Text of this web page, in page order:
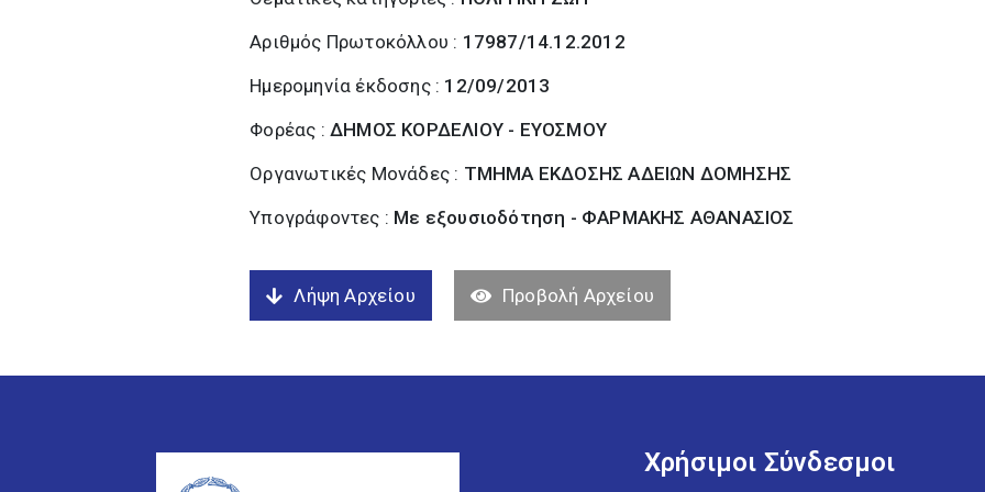
Αριθμός Πρωτοκόλλου : 17987/14.12.2012
Ημερομηνία έκδοσης : 12/09/2013
Φορέας :ΔΗΜΟΣ ΚΟΡΔΕΛΙΟΥ - ΕΥΟΣΜΟΥ
Οργανωτικές Μονάδες : ΤΜΗΜΑ ΕΚΔΟΣΗΣ ΑΔΕΙΩΝ ΔΟΜΗΣΗΣ
Υπογράφοντες : Με εξουσιοδότηση - ΦΑΡΜΑΚΗΣ ΑΘΑΝΑΣΙΟΣ
Λήψη Αρχείου Προβολή Αρχείου
Χρήσιμοι Σύνδεσμοι